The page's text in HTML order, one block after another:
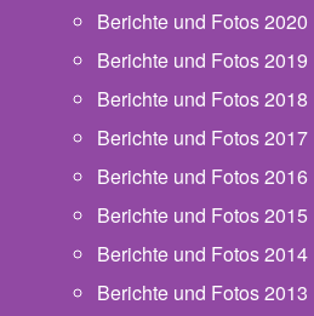
Berichte und Fotos 2020
Berichte und Fotos 2019
Berichte und Fotos 2018
Berichte und Fotos 2017
Berichte und Fotos 2016
Berichte und Fotos 2015
Berichte und Fotos 2014
Berichte und Fotos 2013